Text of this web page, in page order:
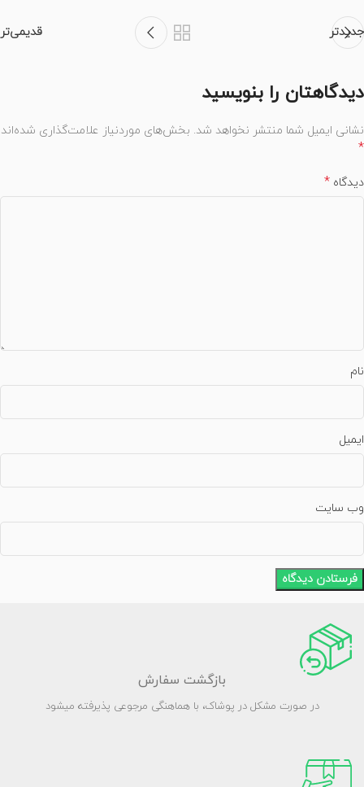
جدیدتر قدیمی‌تر
دیدگاهتان را بنویسید
نشانی ایمیل شما منتشر نخواهد شد. بخش‌های موردنیاز علامت‌گذاری شده‌اند
*
دیدگاه *
نام
ایمیل
وب‌ سایت
بازگشت سفارش
در صورت مشکل در پوشاک، با هماهنگی مرجوعی پذیرفته میشود